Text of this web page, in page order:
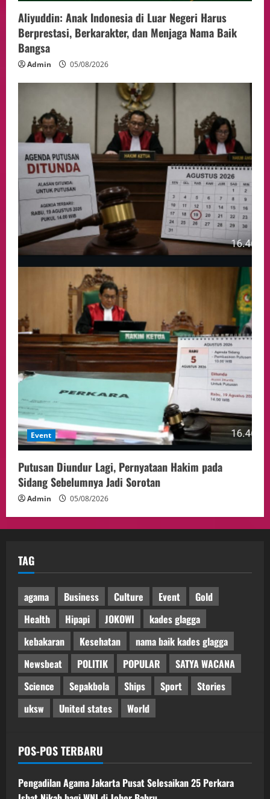
Aliyuddin: Anak Indonesia di Luar Negeri Harus
Berprestasi, Berkarakter, dan Menjaga Nama Baik
Bangsa
Admin 05/08/2026
Event
Putusan Diundur Lagi, Pernyataan Hakim pada
Sidang Sebelumnya Jadi Sorotan
Admin 05/08/2026
TAG
agama Business Culture Event
Gold
Health
Hipapi JOKOWI
kades glagga
kebakaran
Kesehatan
nama baik kades glagga
Newsbeat
POLITIK POPULAR
SATYA WACANA
Science
Sepakbola Ships Sport
Stories
uksw
United states World
POS-POS TERBARU
Pengadilan Agama Jakarta Pusat Selesaikan 25 Perkara